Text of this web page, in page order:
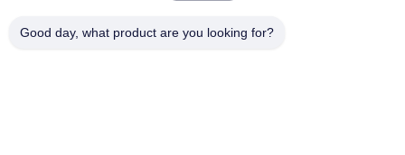
Good day, what product are you looking for?